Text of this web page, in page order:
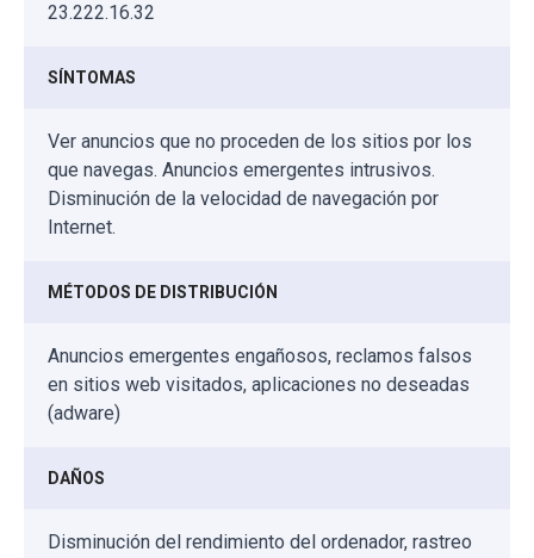
23.222.16.32
SÍNTOMAS
Ver anuncios que no proceden de los sitios por los
que navegas. Anuncios emergentes intrusivos.
Disminución de la velocidad de navegación por
Internet.
MÉTODOS DE DISTRIBUCIÓN
Anuncios emergentes engañosos, reclamos falsos
en sitios web visitados, aplicaciones no deseadas
(adware)
DAÑOS
Disminución del rendimiento del ordenador, rastreo